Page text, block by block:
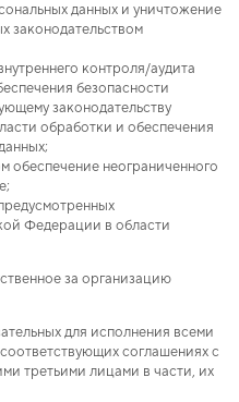
данных и уничтожение
законодательством
контроля/аудита
безопасности
законодательству
обработки и обеспечения
обеспечение неограниченного
Федерации в области
за организацию
для исполнения всеми
соглашениях с
третьими лицами в части, их